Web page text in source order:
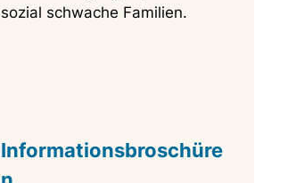
sozial schwache Familien.
Informationsbroschüre